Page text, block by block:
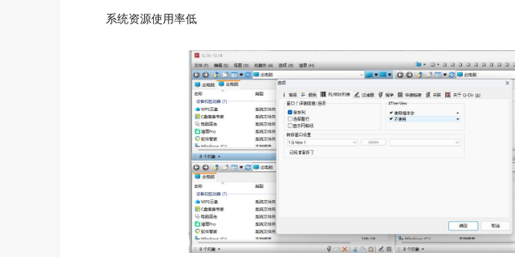
系统资源使用率低